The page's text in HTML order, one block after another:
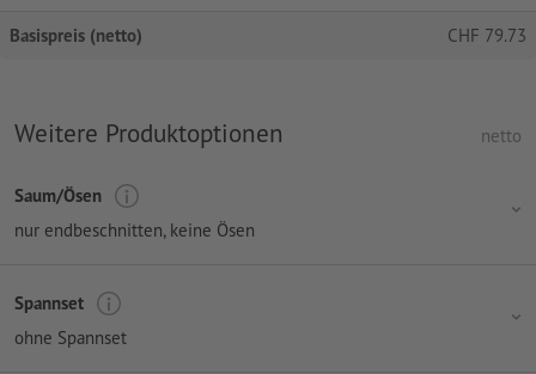
Basispreis (netto) CHF 79.73
Weitere Produktoptionen netto
Saum/Ösen
nur endbeschnitten, keine Ösen
Spannset
ohne Spannset